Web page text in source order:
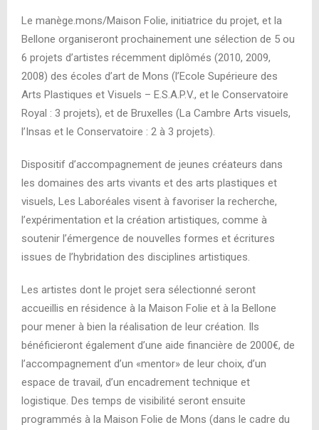
Le manège.mons/Maison Folie, initiatrice du projet, et la
Bellone organiseront prochainement une sélection de 5 ou
6 projets d’artistes récemment diplômés (2010, 2009,
2008) des écoles d’art de Mons (l’Ecole Supérieure des
Arts Plastiques et Visuels – E.S.A.P.V., et le Conservatoire
Royal : 3 projets), et de Bruxelles (La Cambre Arts visuels,
l’Insas et le Conservatoire : 2 à 3 projets).
Dispositif d’accompagnement de jeunes créateurs dans
les domaines des arts vivants et des arts plastiques et
visuels, Les Laboréales visent à favoriser la recherche,
l’expérimentation et la création artistiques, comme à
soutenir l’émergence de nouvelles formes et écritures
issues de l’hybridation des disciplines artistiques.
Les artistes dont le projet sera sélectionné seront
accueillis en résidence à la Maison Folie et à la Bellone
pour mener à bien la réalisation de leur création. Ils
bénéficieront également d’une aide financière de 2000€, de
l’accompagnement d’un «mentor» de leur choix, d’un
espace de travail, d’un encadrement technique et
logistique. Des temps de visibilité seront ensuite
programmés à la Maison Folie de Mons (dans le cadre du